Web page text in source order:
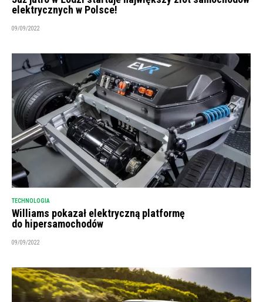
elektrycznych w Polsce!
09/09/2022
TECHNOLOGIA
Williams pokazał elektryczną platformę
do hipersamochodów
09/09/2022